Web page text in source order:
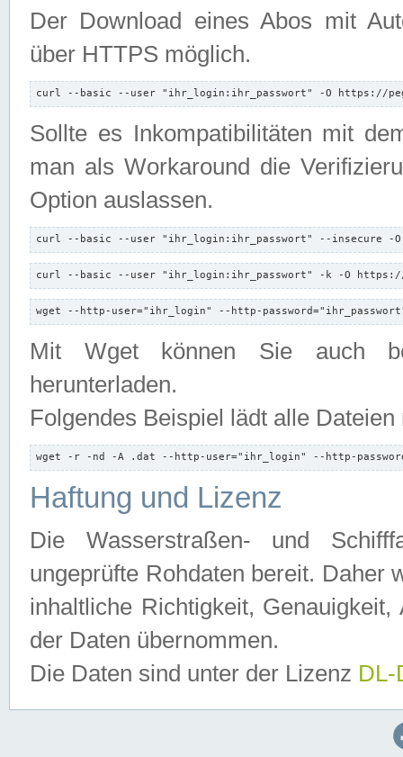
Der Download eines Abos mit
über HTTPS möglich.
curl --basic --user "ihr_login:ihr_passwort" -O https://
Sollte es Inkompatibilitäten mit
man als Workaround die
Option auslassen.
curl --basic --user "ihr_login:ihr_passwort" --insecure -
curl --basic --user "ihr_login:ihr_passwort" -k -O
wget --http-user="ihr_login" --http-
Mit Wget können Sie auch
herunterladen.
Folgendes Beispiel lädt alle
wget -r -nd -A .dat --http-user="ihr_login" --http-
Haftung und Lizenz
Die Wasserstraßen- und
ungeprüfte Rohdaten bereit. Daher
inhaltliche Richtigkeit,
der Daten übernommen.
Die Daten sind unter der Lizenz